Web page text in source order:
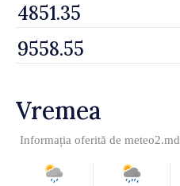
Vremea
Informația oferită de meteo2.md